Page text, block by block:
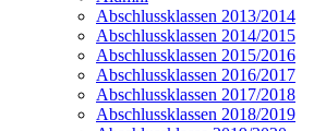
Abschlussklassen 2013/2014
Abschlussklassen 2014/2015
Abschlussklassen 2015/2016
Abschlussklassen 2016/2017
Abschlussklassen 2017/2018
Abschlussklassen 2018/2019